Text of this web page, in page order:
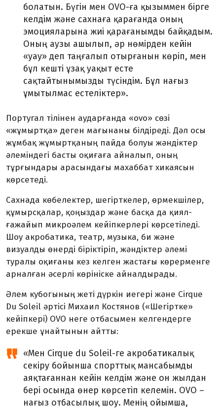
болатын. Бүгін мен OVO-ға қызыммен бірге
келдім және сахнаға қарағанда оның
эмоцияларына жиі қарағанымды байқадым.
Оның аузы ашылып, әр нөмірден кейін
«уау» деп таңғалып отырғанын көріп, мен
бұл кешті ұзақ уақыт есте
сақтайтынымызды түсіндім. Бұл нағыз
ұмытылмас естеліктер».
Португал тілінен аударғанда «ovo» сөзі
«жұмыртқа» деген мағынаны білдіреді. Дәл осы
жұмбақ жұмыртқаның пайда болуы жәндіктер
әлеміндегі басты оқиғаға айналып, оның
тұрғындары арасындағы махаббат хикаясын
көрсетеді.
Сахнада көбелектер, шегірткелер, өрмекшілер,
құмырсқалар, қоңыздар және басқа да қиял-
ғажайып микроәлем кейіпкерлері көрсетіледі.
Шоу акробатика, театр, музыка, би және
визуалды өнерді біріктіріп, жәндіктер әлемі
туралы оқиғаны кез келген жастағы көрерменге
арналған әсерлі көрініске айналдырады.
Әлем кубогының жеті дүркін иегері және Cirque
Du Soleil әртісі Михаил Костянов («Шегіртке»
кейіпкері) OVO неге отбасымен келгендерге
ерекше ұнайтынын айтты:
«Мен Cirque du Soleil-ге акробатикалық
секіру бойынша спорттық мансабымды
аяқтағаннан кейін келдім және он жылдан
бері осында өнер көрсетіп келемін. OVO –
нағыз отбасылық шоу. Менің ойымша,